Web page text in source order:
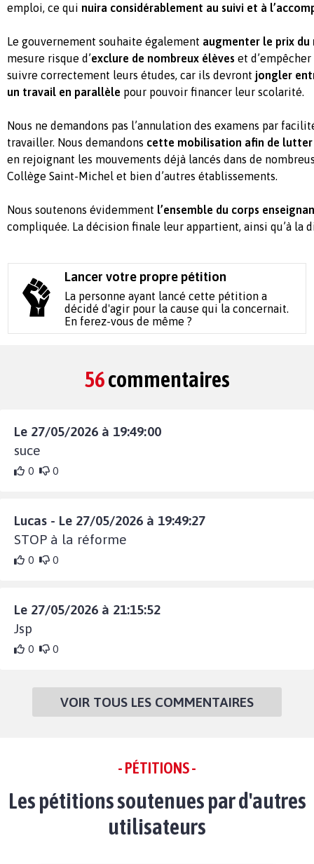
emploi, ce qui nuira considérablement au suivi et à
Le gouvernement souhaite également augmenter le prix du
mesure risque d’exclure de nombreux élèves et
suivre correctement leurs études, car ils devront jongler
un travail en parallèle pour pouvoir financer leur scolarité.
Nous ne demandons pas l’annulation des examens par
travailler. Nous demandons cette mobilisation afin de
en rejoignant les mouvements déjà lancés dans de
Collège Saint-Michel et bien d’autres établissements.
Nous soutenons évidemment l’ensemble du corps
compliquée. La décision finale leur appartient, ainsi qu’à la
Lancer votre propre pétition
La personne ayant lancé cette pétition a
décidé d'agir pour la cause qui la concernait.
En ferez-vous de même ?
56commentaires
Le 27/05/2026 à 19:49:00
suce
0 0
Lucas - Le 27/05/2026 à 19:49:27
STOP à la réforme
0 0
Le 27/05/2026 à 21:15:52
Jsp
0 0
VOIR TOUS LES COMMENTAIRES
- PÉTITIONS -
Les pétitions soutenues par d'autres
utilisateurs